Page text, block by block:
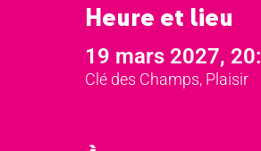
Heure et lieu
19 mars 2027,
Clé des Champs, Plaisir